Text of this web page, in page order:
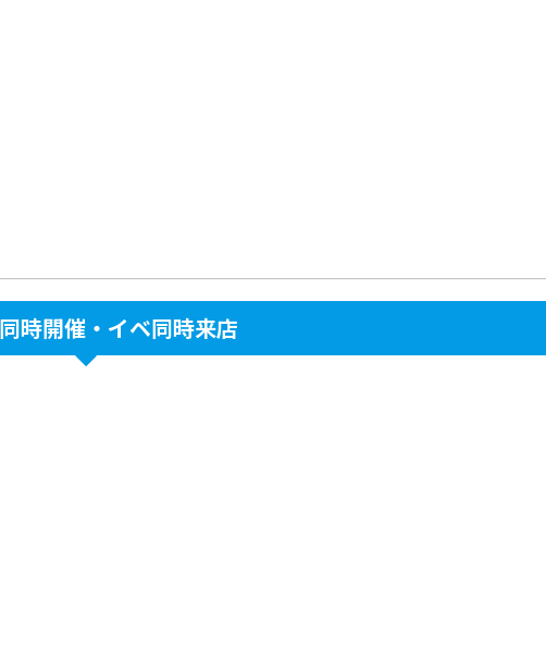
時開催・イベ同時来店